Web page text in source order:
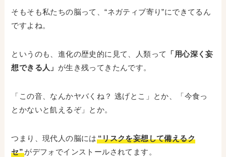
そもそも私たちの脳って、“ネガティブ寄り”にできてるん
ですよね。
というのも、進化の歴史的に見て、人類って
「用心深く妄
想できる人」 が生き残ってきたんです。
「この音、なんかヤバくね？ 逃げとこ」とか、「今食っ
とかないと飢えるぞ」とか。
つまり、現代人の脳には “リスクを妄想して備えるク
セ”がデフォでインストールされてます。